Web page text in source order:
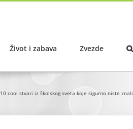
Život i zabava Zvezde
10 cool stvari iz školskog sveta koje sigurno niste znali